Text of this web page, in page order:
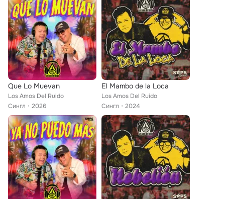
Que Lo Muevan
Los Amos Del Ruido
Сингл
2026
El Mambo de la Loca
Los Amos Del Ruido
Сингл
2024